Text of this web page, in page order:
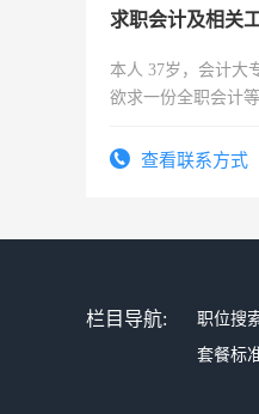
求职会计及相关
本人 37岁，会计大
欲求一份全职会计
查看联系方式
栏目导航: 职位搜
套餐标